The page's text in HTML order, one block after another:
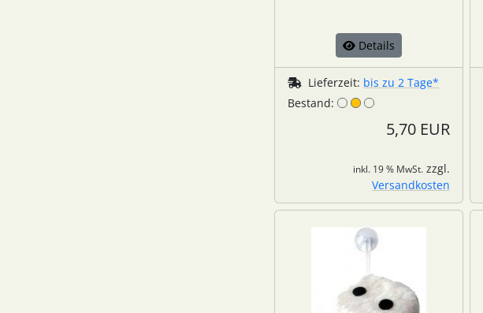
Details
Lieferzeit: bis zu 2 Tage*
Bestand:
5,70 EUR
inkl. 19 % MwSt. zzgl.
Versandkosten